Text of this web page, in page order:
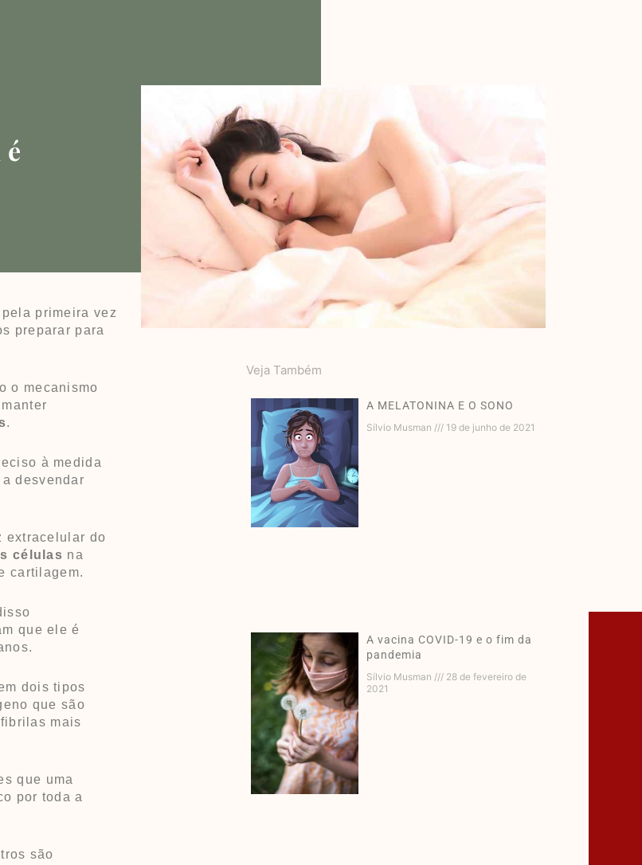
primeira vez
preparar para
o mecanismo
.
à medida
desvendar
extracelular do
células na
cartilagem.
que ele é
dois tipos
que são
mais
que uma
por toda a
são
Veja Também
A MELATONINA E O SONO
Sílvio Musman 19 de junho de 2021
A vacina COVID-19 e o fim da
pandemia
Sílvio Musman
28 de fevereiro de
2021